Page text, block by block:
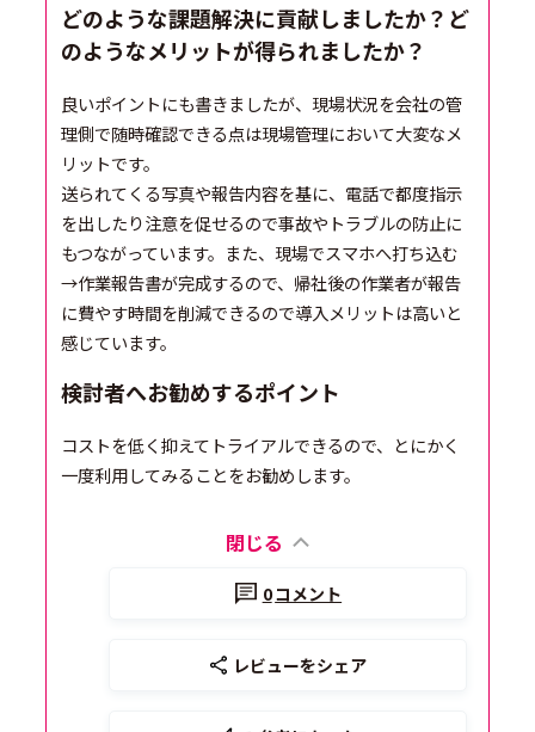
どのような課題解決に貢献しましたか？ど
のようなメリットが得られましたか？
良いポイントにも書きましたが、現場状況を会社の管
理側で随時確認できる点は現場管理において大変なメ
リットです。
送られてくる写真や報告内容を基に、電話で都度指示
を出したり注意を促せるので事故やトラブルの防止に
もつながっています。また、現場でスマホへ打ち込む
→作業報告書が完成するので、帰社後の作業者が報告
に費やす時間を削減できるので導入メリットは高いと
感じています。
検討者へお勧めするポイント
コストを低く抑えてトライアルできるので、とにかく
一度利用してみることをお勧めします。
閉じる
0コメント
レビューをシェア